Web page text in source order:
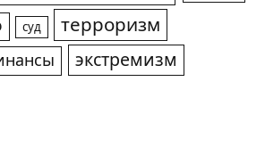
суд терроризм
экстремизм